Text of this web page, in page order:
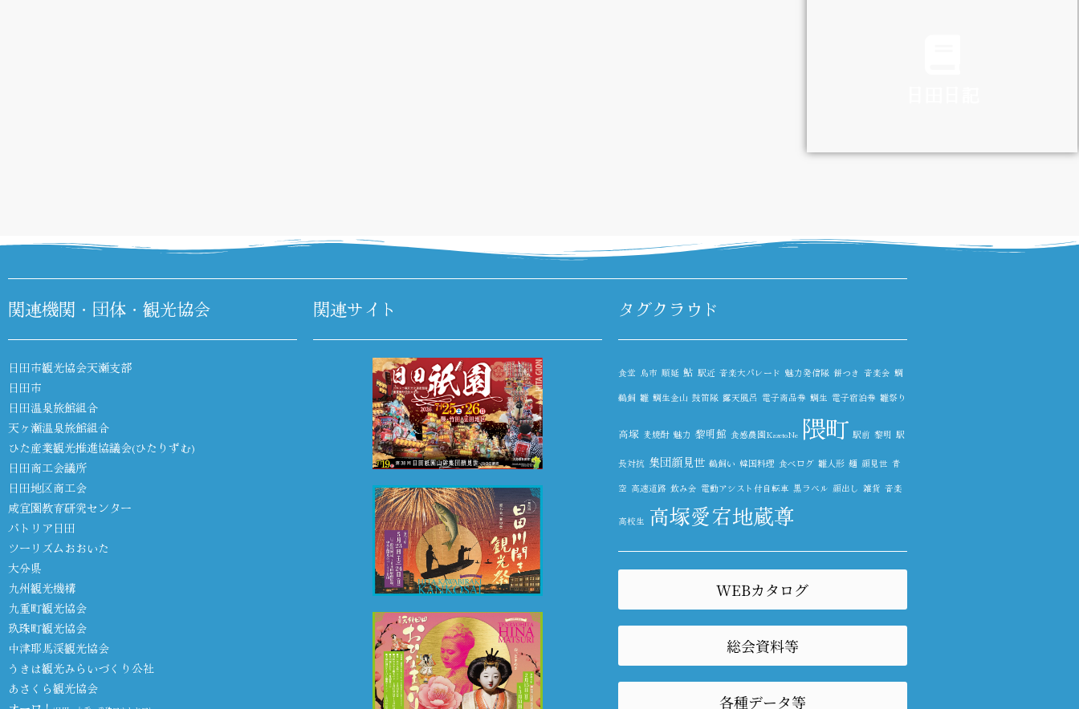
DIARY
関連機関・団体・観光協会
日田市観光協会天瀬支部
日田市
日田温泉旅館組合
天ヶ瀬温泉旅館組合
ひた産業観光推進協議会(ひたりずむ)
日田商工会議所
日田地区商工会
咸宜園教育研究センター
パトリア日田
ツーリズムおおいた
大分県
九州観光機構
九重町観光協会
玖珠町観光協会
中津耶馬渓観光協会
うきは観光みらいづくり公社
あさくら観光協会
関連サイト タグクラウド
食堂 鳥市 順延 鮎 駅近 音楽大パレード 魅力発信隊 餅つき 音楽会 鯛
鵜飼 雛 鯛生金山 鼓笛隊 露天風呂 電子商品券 鯛生 電子宿泊券 雛祭り
高塚 麦焼酎 魅力 黎明館 食感農園KazetoNe 隈町 駅前 黎明 駅
長対抗 集団顔見世 鵜飼い 韓国料理 食べログ 雛人形 麺 顔見世 青
空 高速道路 飲み会 電動アシスト付自転車 黒ラベル 顔出し 雑貨 音楽
高校生 高塚愛宕地蔵尊
WEBカタログ
総会資料等
各種データ等